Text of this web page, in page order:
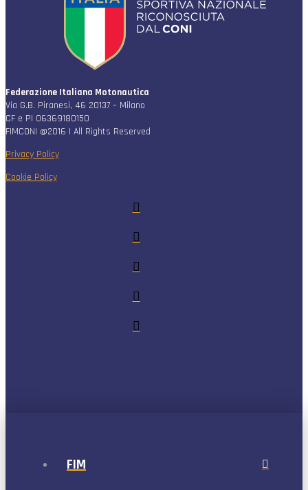
Federazione Italiana Motonautica
Via G.B. Piranesi, 46 20137 – Milano
CF e PI 06369180150
FIMCONI @2016 | All Rights Reserved
Privacy Policy
Cookie Policy
FIM